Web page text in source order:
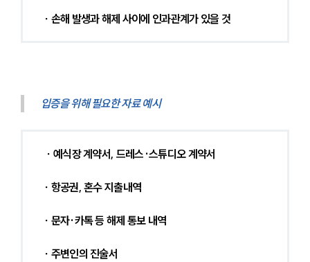
∙ 손해 발생과 해제 사이에 인과관계가 있을 것
입증을 위해 필요한 자료 예시
∙ 예식장 계약서, 드레스·스튜디오 계약서
∙ 항공권, 혼수 지출내역
∙ 문자·카톡 등 해제 통보 내역
∙ 주변인의 진술서